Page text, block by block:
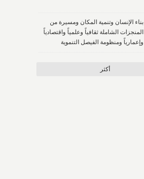
بناء الإنسان وتنمية المكان ومسيرة من
المنجزات الشاملة ثقافياً وعلمياً واقتصادياً
وإعمارياً ومنظومة الفيصل التنموية
أكثر